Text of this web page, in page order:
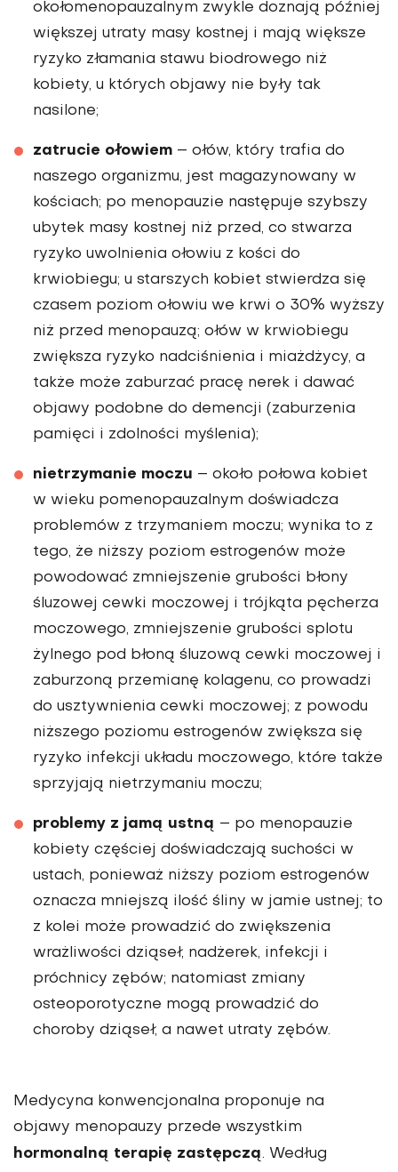
okołomenopauzalnym zwykle doznają później
większej utraty masy kostnej i mają większe
ryzyko złamania stawu biodrowego niż
kobiety, u których objawy nie były tak
nasilone;
zatrucie ołowiem – ołów, który trafia do
naszego organizmu, jest magazynowany w
kościach; po menopauzie następuje szybszy
ubytek masy kostnej niż przed, co stwarza
ryzyko uwolnienia ołowiu z kości do
krwiobiegu; u starszych kobiet stwierdza się
czasem poziom ołowiu we krwi o 30% wyższy
niż przed menopauzą; ołów w krwiobiegu
zwiększa ryzyko nadciśnienia i miażdżycy, a
także może zaburzać pracę nerek i dawać
objawy podobne do demencji (zaburzenia
pamięci i zdolności myślenia);
nietrzymanie moczu – około połowa kobiet
w wieku pomenopauzalnym doświadcza
problemów z trzymaniem moczu; wynika to z
tego, że niższy poziom estrogenów może
powodować zmniejszenie grubości błony
śluzowej cewki moczowej i trójkąta pęcherza
moczowego, zmniejszenie grubości splotu
żylnego pod błoną śluzową cewki moczowej i
zaburzoną przemianę kolagenu, co prowadzi
do usztywnienia cewki moczowej; z powodu
niższego poziomu estrogenów zwiększa się
ryzyko infekcji układu moczowego, które także
sprzyjają nietrzymaniu moczu;
problemy z jamą ustną – po menopauzie
kobiety częściej doświadczają suchości w
ustach, ponieważ niższy poziom estrogenów
oznacza mniejszą ilość śliny w jamie ustnej; to
z kolei może prowadzić do zwiększenia
wrażliwości dziąseł, nadżerek, infekcji i
próchnicy zębów; natomiast zmiany
osteoporotyczne mogą prowadzić do
choroby dziąseł, a nawet utraty zębów.
Medycyna konwencjonalna proponuje na
objawy menopauzy przede wszystkim
hormonalną terapię zastępczą. Według